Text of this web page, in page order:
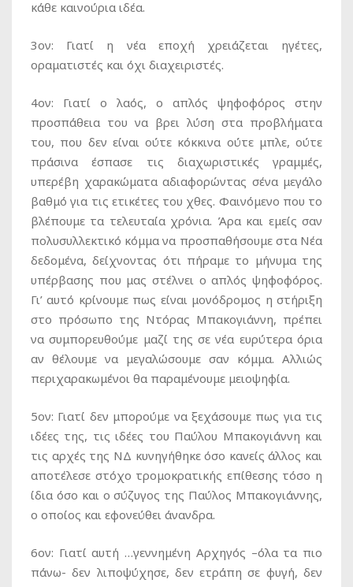
κάθε καινούρια ιδέα.
3ον: Γιατί η νέα εποχή χρειάζεται ηγέτες,
οραματιστές και όχι διαχειριστές.
4ον: Γιατί ο λαός, ο απλός ψηφοφόρος στην
προσπάθεια του να βρει λύση στα προβλήματα
του, που δεν είναι ούτε κόκκινα ούτε μπλε, ούτε
πράσινα έσπασε τις διαχωριστικές γραμμές,
υπερέβη χαρακώματα αδιαφορώντας σένα μεγάλο
βαθμό για τις ετικέτες του χθες. Φαινόμενο που το
βλέπουμε τα τελευταία χρόνια. Άρα και εμείς σαν
πολυσυλλεκτικό κόμμα να προσπαθήσουμε στα Νέα
δεδομένα, δείχνοντας ότι πήραμε το μήνυμα της
υπέρβασης που μας στέλνει ο απλός ψηφοφόρος.
Γι’ αυτό κρίνουμε πως είναι μονόδρομος η στήριξη
στο πρόσωπο της Ντόρας Μπακογιάννη, πρέπει
να συμπορευθούμε μαζί της σε νέα ευρύτερα όρια
αν θέλουμε να μεγαλώσουμε σαν κόμμα. Αλλιώς
περιχαρακωμένοι θα παραμένουμε μειοψηφία.
5ον: Γιατί δεν μπορούμε να ξεχάσουμε πως για τις
ιδέες της, τις ιδέες του Παύλου Μπακογιάννη και
τις αρχές της ΝΔ κυνηγήθηκε όσο κανείς άλλος και
αποτέλεσε στόχο τρομοκρατικής επίθεσης τόσο η
ίδια όσο και ο σύζυγος της Παύλος Μπακογιάννης,
ο οποίος και εφονεύθει άνανδρα.
6ον: Γιατί αυτή …γεννημένη Αρχηγός –όλα τα πιο
πάνω- δεν λιποψύχησε, δεν ετράπη σε φυγή, δεν